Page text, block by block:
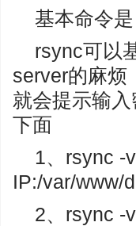
基本命令
rsync可以
server的麻烦
就会提示输
下面
1、rsync -
IP:/var/www/
2、rsync -